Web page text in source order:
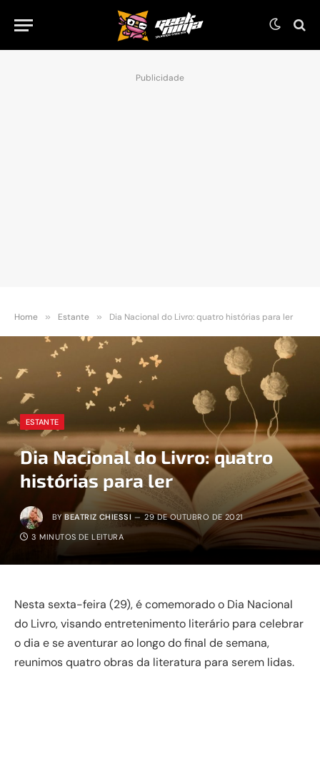
Publicidade
Home » Estante » Dia Nacional do Livro: quatro histórias para ler
ESTANTE
Dia Nacional do Livro: quatro
histórias para ler
BY BEATRIZ CHIESSI 29 DE OUTUBRO DE 2021
3 MINUTOS DE LEITURA
Nesta sexta-feira (29), é comemorado o Dia Nacional
do Livro, visando entretenimento literário para celebrar
o dia e se aventurar ao longo do final de semana,
reunimos quatro obras da literatura para serem lidas.